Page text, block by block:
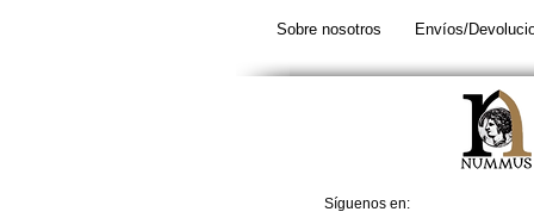
Sobre nosotros Envíos/
Síguenos en: